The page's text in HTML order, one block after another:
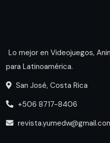
Lo mejor en Videojuegos,
para Latinoamérica.
San José, Costa Rica
+506 8717-8406